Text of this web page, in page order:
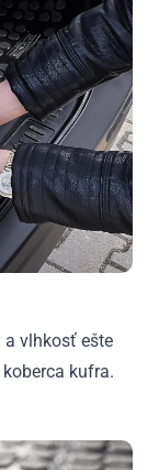
vlhkosť ešte
kufra.